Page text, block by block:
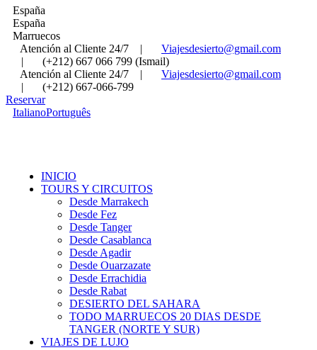
España
España
Marruecos
Atención al Cliente 24/7
|
Viajesdesierto@gmail.com
|
(+212) 667 066 799 (Ismail)
Atención al Cliente 24/7
|
Viajesdesierto@gmail.com
|
(+212) 667-066-799
Reservar
ItalianoPortuguês
INICIO
TOURS Y CIRCUITOS
Desde Marrakech
Desde Fez
Desde Tanger
Desde Casablanca
Desde Agadir
Desde Ouarzazate
Desde Errachidia
Desde Rabat
DESIERTO DEL SAHARA
TODO MARRUECOS 20 DIAS DESDE
TANGER (NORTE Y SUR)
VIAJES DE LUJO